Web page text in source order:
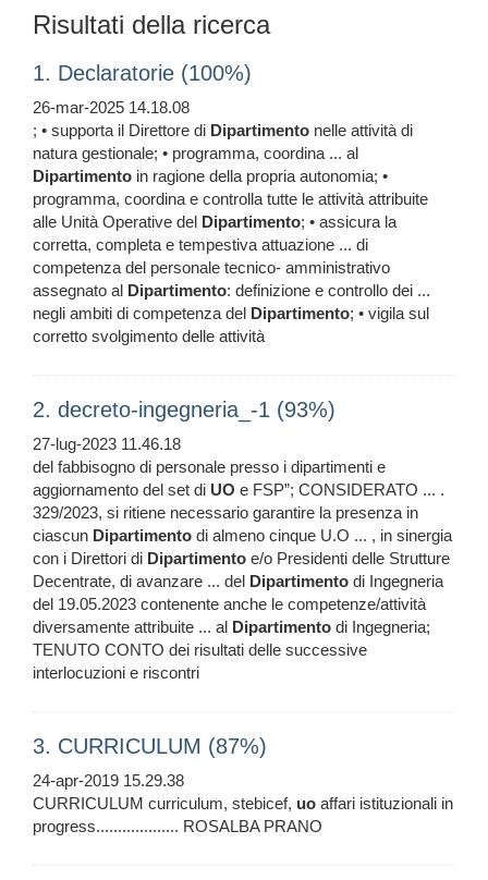
Risultati della ricerca
1. Declaratorie (100%)
26-mar-2025 14.18.08
; • supporta il Direttore di Dipartimento nelle attività di
natura gestionale; • programma, coordina ... al
Dipartimento in ragione della propria autonomia; •
programma, coordina e controlla tutte le attività attribuite
alle Unità Operative del Dipartimento; • assicura la
corretta, completa e tempestiva attuazione ... di
competenza del personale tecnico- amministrativo
assegnato al Dipartimento: definizione e controllo dei ...
negli ambiti di competenza del Dipartimento; • vigila sul
corretto svolgimento delle attività
2. decreto-ingegneria_-1 (93%)
27-lug-2023 11.46.18
del fabbisogno di personale presso i dipartimenti e
aggiornamento del set di UO e FSP”; CONSIDERATO ... .
329/2023, si ritiene necessario garantire la presenza in
ciascun Dipartimento di almeno cinque U.O ... , in sinergia
con i Direttori di Dipartimento e/o Presidenti delle Strutture
Decentrate, di avanzare ... del Dipartimento di Ingegneria
del 19.05.2023 contenente anche le competenze/attività
diversamente attribuite ... al Dipartimento di Ingegneria;
TENUTO CONTO dei risultati delle successive
interlocuzioni e riscontri
3. CURRICULUM (87%)
24-apr-2019 15.29.38
CURRICULUM curriculum, stebicef, uo affari istituzionali in
progress................... ROSALBA PRANO